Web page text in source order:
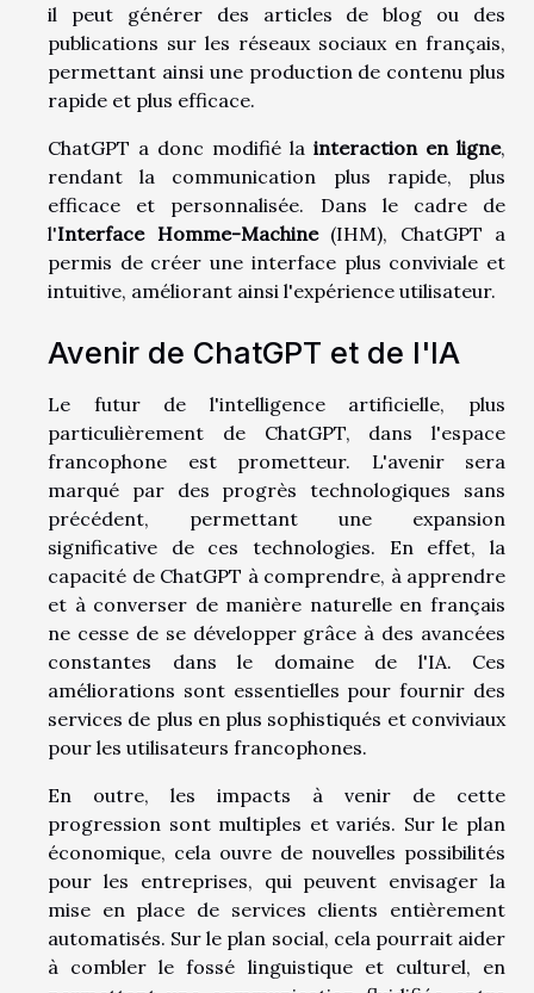
il peut générer des articles de blog ou des
publications sur les réseaux sociaux en français,
permettant ainsi une production de contenu plus
rapide et plus efficace.
ChatGPT a donc modifié la interaction en ligne,
rendant la communication plus rapide, plus
efficace et personnalisée. Dans le cadre de
l'Interface Homme-Machine(IHM), ChatGPT a
permis de créer une interface plus conviviale et
intuitive, améliorant ainsi l'expérience utilisateur.
Avenir de ChatGPT et de l'IA
Le futur de l'intelligence artificielle, plus
particulièrement de ChatGPT, dans l'espace
francophone est prometteur. L'avenir sera
marqué par des progrès technologiques sans
précédent, permettant une expansion
significative de ces technologies. En effet, la
capacité de ChatGPT à comprendre, à apprendre
et à converser de manière naturelle en français
ne cesse de se développer grâce à des avancées
constantes dans le domaine de l'IA. Ces
améliorations sont essentielles pour fournir des
services de plus en plus sophistiqués et conviviaux
pour les utilisateurs francophones.
En outre, les impacts à venir de cette
progression sont multiples et variés. Sur le plan
économique, cela ouvre de nouvelles possibilités
pour les entreprises, qui peuvent envisager la
mise en place de services clients entièrement
automatisés. Sur le plan social, cela pourrait aider
à combler le fossé linguistique et culturel, en